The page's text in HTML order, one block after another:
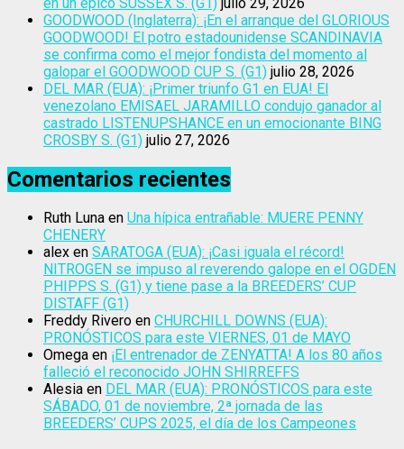
GOODWOOD (Inglaterra): ¡En el arranque del GLORIOUS
GOODWOOD! El potro estadounidense SCANDINAVIA
se confirma como el mejor fondista del momento al
galopar el GOODWOOD CUP S. (G1) julio 28, 2026
DEL MAR (EUA): ¡Primer triunfo G1 en EUA! El
venezolano EMISAEL JARAMILLO condujo ganador al
castrado LISTENUPSHANCE en un emocionante BING
CROSBY S. (G1) julio 27, 2026
Comentarios recientes
Ruth Luna en Una hípica entrañable: MUERE PENNY
CHENERY
alex en SARATOGA (EUA): ¡Casi iguala el récord!
NITROGEN se impuso al reverendo galope en el OGDEN
PHIPPS S. (G1) y tiene pase a la BREEDERS’ CUP
DISTAFF (G1)
Freddy Rivero en CHURCHILL DOWNS (EUA):
PRONÓSTICOS para este VIERNES, 01 de MAYO
Omega en ¡El entrenador de ZENYATTA! A los 80 años
falleció el reconocido JOHN SHIRREFFS
Alesia en DEL MAR (EUA): PRONÓSTICOS para este
SÁBADO, 01 de noviembre, 2ª jornada de las
BREEDERS’ CUPS 2025, el día de los Campeones